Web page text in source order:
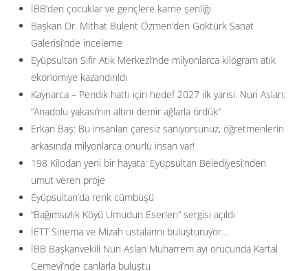
İBB’den çocuklar ve gençlere karne şenliği
Başkan Dr. Mithat Bülent Özmen’den Göktürk Sanat
Galerisi’nde inceleme
Eyüpsultan Sıfır Atık Merkezi’nde milyonlarca kilogram atık
ekonomiye kazandırıldı
Kaynarca – Pendik hattı için hedef 2027 ilk yarısı. Nuri Aslan:
”Anadolu yakası’nın altını demir ağlarla ördük”
Erkan Baş: Bu insanları çaresiz sanıyorsunuz, öğretmenlerin
arkasında milyonlarca onurlu insan var!
198 Kilodan yeni bir hayata: Eyüpsultan Belediyesi’nden
umut veren proje
Eyüpsultan’da renk cümbüşü
“Bağımsızlık Köyü Umudun Eserleri” sergisi açıldı
İETT Sinema ve Mizah ustalarını buluşturuyor…
İBB Başkanvekili Nuri Aslan Muharrem ayı orucunda Kartal
Cemevi’nde canlarla buluştu